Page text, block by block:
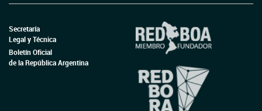
Secretaría
Legal y Técnica
Boletín Oficial
de la República Argentina